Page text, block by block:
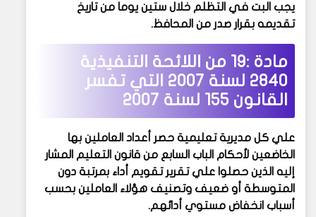
يجب البت في التظلم خلال ستين يوما من تاريخ
تقديمه بقرار صدر من المحافظ.
مادة :19 من
اللائحة التنفيذية
2840 لسنة 2007 التي تفسر
القانون 155 لسنة 2007
علي كل مديرية تعليمية حصر أعداد العاملين بها
الخاضعين لأحكام الباب السابع من قانون التعليم المشار
إليه الذين حصلوا علي تقرير تقويم أداء بمرتبة دون
المتوسطة أو ضعيف وتصنيف هؤلاء العاملين بحسب
أسباب انخفاض مستوي أدائهم.